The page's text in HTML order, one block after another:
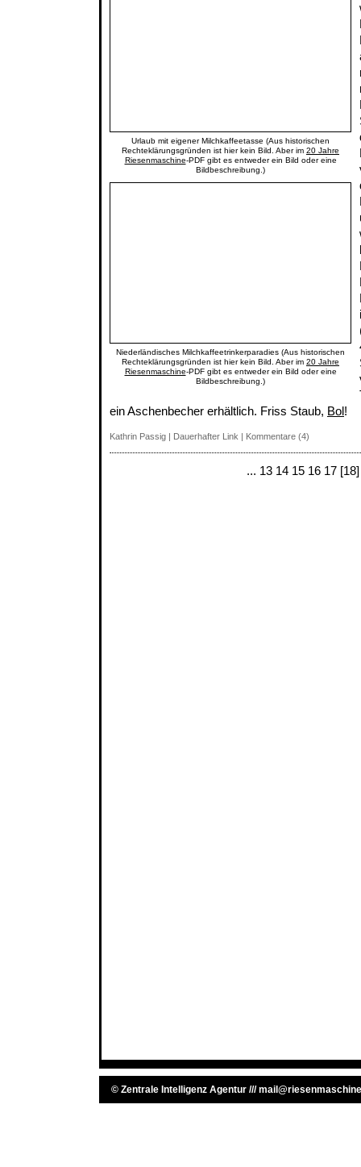
Urlaub mit eigener Milchkaffeetasse (Aus historischen
Rechteklärungsgründen ist hier kein Bild. Aber im 20 Jahre
Riesenmaschine-PDF gibt es entweder ein Bild oder eine
Bildbeschreibung.)
Niederländisches Milchkaffeetrinkerparadies (Aus historischen
Rechteklärungsgründen ist hier kein Bild. Aber im 20 Jahre
Riesenmaschine-PDF gibt es entweder ein Bild oder eine
Bildbeschreibung.)
ein Aschenbecher erhältlich. Friss Staub, Bol!
Kathrin Passig | Dauerhafter Link | Kommentare (4)
... 13 14 15 16 17 [18]
© Zentrale Intelligenz Agentur ///